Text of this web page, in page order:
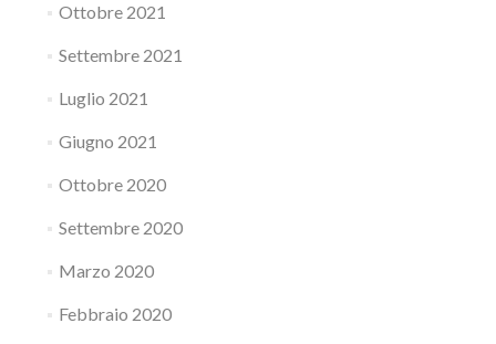
Ottobre 2021
Settembre 2021
Luglio 2021
Giugno 2021
Ottobre 2020
Settembre 2020
Marzo 2020
Febbraio 2020